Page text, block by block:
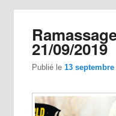
21/09/2019
Publié le13 septembre